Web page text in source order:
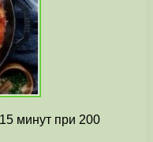
минут при 200